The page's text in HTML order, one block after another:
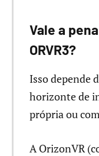
Vale a
ORVR3?
Isso depende
horizonte de
própria ou
A OrizonVR